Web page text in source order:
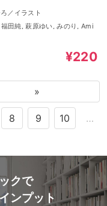
／イラスト
田純, 萩原ゆい, みのり, Ami
¥220
»
8 9 10 …
クで
ンプット